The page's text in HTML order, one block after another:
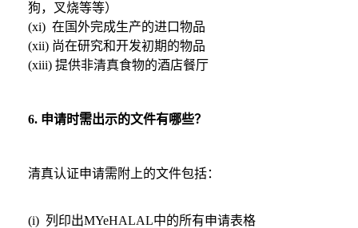
狗，叉烧等等）
(xi) 在国外完成生产的进口物品
(xii) 尚在研究和开发初期的物品
(xiii) 提供非清真食物的酒店餐厅
6. 申请时需出示的文件有哪些？
清真认证申请需附上的文件包括：
(i) 列印出MYeHALAL中的所有申请表格